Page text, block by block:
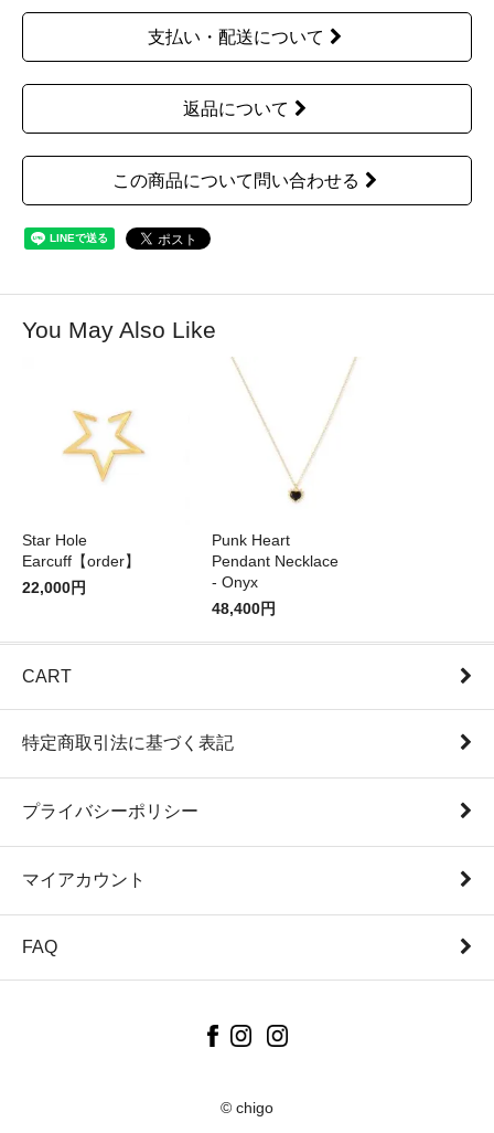
支払い・配送について
返品について
この商品について問い合わせる
You May Also Like
Star Hole
Earcuff【order】
22,000円
Punk Heart
Pendant Necklace
- Onyx
48,400円
CART
特定商取引法に基づく表記
プライバシーポリシー
マイアカウント
FAQ
© chigo